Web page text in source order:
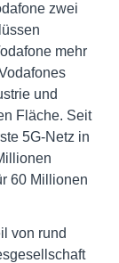
zwei
mehr
und
Fläche. Seit
5G-Netz in
60 Millionen
von rund